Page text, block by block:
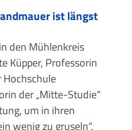
ist längst
den Mühlenkreis
Küpper, Professorin
Hochschule
der „Mitte-Studie“
um in ihren
wenig zu gruseln“.